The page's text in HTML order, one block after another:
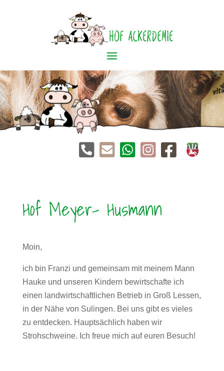





Hof Meyer- Husmann
Moin,
ich bin Franzi und gemeinsam mit meinem Mann
Hauke und unseren Kindern bewirtschafte ich
einen landwirtschaftlichen Betrieb in Groß Lessen,
in der Nähe von Sulingen. Bei uns gibt es vieles
zu entdecken. Hauptsächlich haben wir
Strohschweine. Ich freue mich auf euren Besuch!